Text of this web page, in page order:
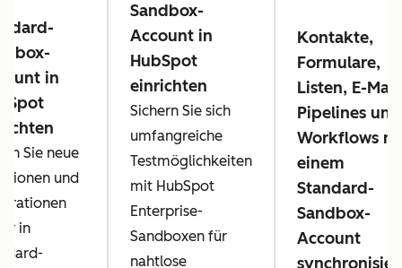
in
Sie neue
und
in
Sandbox-
Account in
HubSpot
einrichten
Sichern Sie sich
umfangreiche
Testmöglichkeiten
mit HubSpot
Enterprise-
Sandboxen für
nahtlose
Kontakte,
Formulare,
Listen, E-
Pipelines und
Workflows
einem
Standard-
Sandbox-
Account